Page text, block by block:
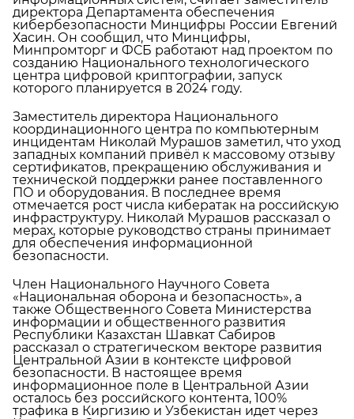
директора Департамента обеспечения
кибербезопасности Минцифры России Евгений
Хасин. Он сообщил, что Минцифры,
Минпромторг и ФСБ работают над проектом по
созданию Национального технологического
центра цифровой криптографии, запуск
которого планируется в 2024 году.
Заместитель директора Национального
координационного центра по компьютерным
инцидентам Николай Мурашов заметил, что уход
западных компаний привёл к массовому отзыву
сертификатов, прекращению обслуживания и
технической поддержки ранее поставленного
ПО и оборудования. В последнее время
отмечается рост числа кибератак на российскую
инфраструктуру. Николай Мурашов рассказал о
мерах, которые руководство страны принимает
для обеспечения информационной
безопасности.
Член Национального Научного Совета
«Национальная оборона и безопасность», а
также Общественного Совета Министерства
информации и общественного развития
Республики Казахстан Шавкат Сабиров
рассказал о стратегическом векторе развития
Центральной Азии в контексте цифровой
безопасности. В настоящее время
информационное поле в Центральной Азии
осталось без российского контента, 100%
трафика в Киргизию и Узбекистан идет через